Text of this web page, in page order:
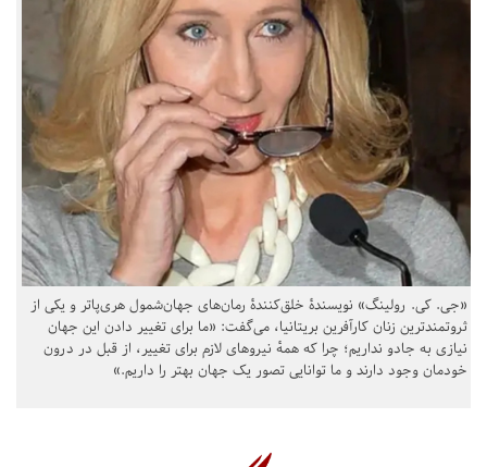
«جی. کی. رولینگ» نویسندهٔ خلق‌کنندهٔ رمان‌های جهان‌شمول هری‌پاتر و یکی از
ثروتمندترین زنان کارآفرین بریتانیا، می‌گفت: «ما برای تغییر دادن این جهان
نیازی به جادو نداریم؛ چرا که همهٔ نیروهای لازم برای تغییر، از قبل در درون
خودمان وجود دارند و ما توانایی تصور یک جهان بهتر را داریم.»